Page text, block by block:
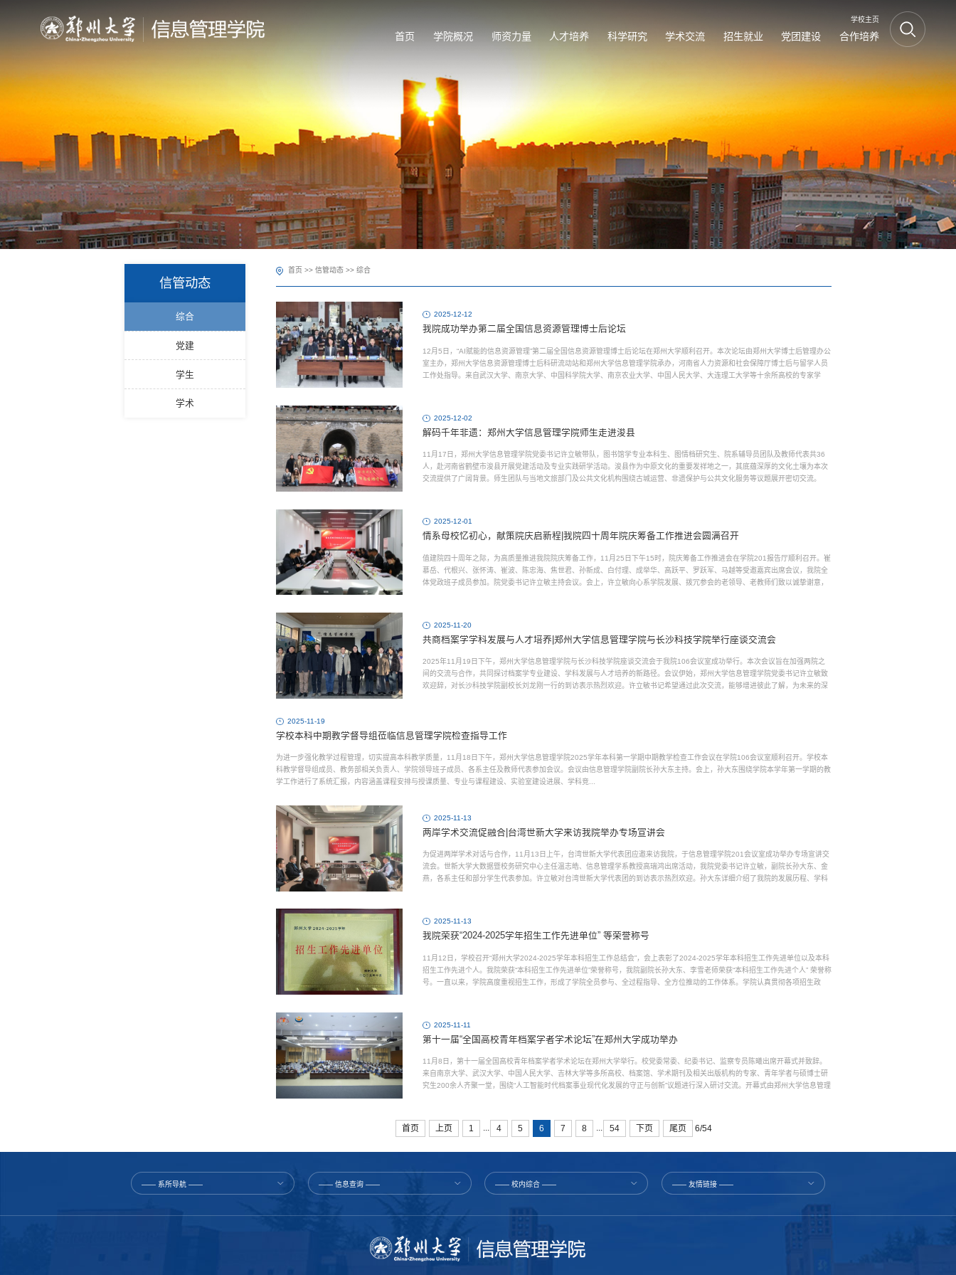
学校主页
首页 学院概况 师资力量 人才培养 科学研究 学术交流 招生就业 党团建设 合作培养
信管动态
综合
党建
学生
学术
首页 >> 信管动态 >> 综合
2025-12-12
我院成功举办第二届全国信息资源管理博士后论坛
12月5日，“AI赋能的信息资源管理”第二届全国信息资源管理博士后论坛在郑州大学顺利召开。本次论坛由郑州大学博士后管理办公
室主办，郑州大学信息资源管理博士后科研流动站和郑州大学信息管理学院承办，河南省人力资源和社会保障厅博士后与留学人员
工作处指导。来自武汉大学、南京大学、中国科学院大学、南京农业大学、中国人民大学、大连理工大学等十余所高校的专家学
2025-12-02
解码千年非遗：郑州大学信息管理学院师生走进浚县
11月17日，郑州大学信息管理学院党委书记许立敏带队，图书馆学专业本科生、图情档研究生、院系辅导员团队及教师代表共36
人，赴河南省鹤壁市浚县开展党建活动及专业实践研学活动。浚县作为中原文化的重要发祥地之一，其底蕴深厚的文化土壤为本次
交流提供了广阔背景。师生团队与当地文旅部门及公共文化机构围绕古城运营、非遗保护与公共文化服务等议题展开密切交流。
2025-12-01
情系母校忆初心，献策院庆启新程|我院四十周年院庆筹备工作推进会圆满召开
值建院四十周年之际，为高质量推进我院院庆筹备工作，11月25日下午15时，院庆筹备工作推进会在学院201报告厅顺利召开。崔
慕岳、代根兴、张怀涛、崔波、陈忠海、焦世君、孙新成、白付理、成举华、高跃平、罗跃军、马越等受邀嘉宾出席会议，我院全
体党政班子成员参加。院党委书记许立敏主持会议。会上，许立敏向心系学院发展、拨冗参会的老领导、老教师们致以诚挚谢意，
2025-11-20
共商档案学学科发展与人才培养|郑州大学信息管理学院与长沙科技学院举行座谈交流会
2025年11月19日下午，郑州大学信息管理学院与长沙科技学院座谈交流会于我院106会议室成功举行。本次会议旨在加强两院之
间的交流与合作，共同探讨档案学专业建设、学科发展与人才培养的新路径。会议伊始，郑州大学信息管理学院党委书记许立敏致
欢迎辞，对长沙科技学院副校长刘龙刚一行的到访表示热烈欢迎。许立敏书记希望通过此次交流，能够增进彼此了解，为未来的深
2025-11-19
学校本科中期教学督导组莅临信息管理学院检查指导工作
为进一步强化教学过程管理，切实提高本科教学质量，11月18日下午，郑州大学信息管理学院2025学年本科第一学期中期教学检查工作会议在学院106会议室顺利召开。学校本
科教学督导组成员、教务部相关负责人、学院领导班子成员、各系主任及教师代表参加会议。会议由信息管理学院副院长孙大东主持。会上，孙大东围绕学院本学年第一学期的教
学工作进行了系统汇报，内容涵盖课程安排与授课质量、专业与课程建设、实验室建设进展、学科竞...
2025-11-13
两岸学术交流促融合|台湾世新大学来访我院举办专场宣讲会
为促进两岸学术对话与合作，11月13日上午，台湾世新大学代表团应邀来访我院，于信息管理学院201会议室成功举办专场宣讲交
流会。世新大学大数据暨校务研究中心主任温志皓、信息管理学系教授高瑞鸿出席活动，我院党委书记许立敏，副院长孙大东、金
燕，各系主任和部分学生代表参加。许立敏对台湾世新大学代表团的到访表示热烈欢迎。孙大东详细介绍了我院的发展历程、学科
2025-11-13
我院荣获“2024-2025学年招生工作先进单位” 等荣誉称号
11月12日，学校召开“郑州大学2024-2025学年本科招生工作总结会”，会上表彰了2024-2025学年本科招生工作先进单位以及本科
招生工作先进个人。我院荣获“本科招生工作先进单位”荣誉称号，我院副院长孙大东、李雪老师荣获“本科招生工作先进个人” 荣誉称
号。一直以来，学院高度重视招生工作，形成了学院全员参与、全过程指导、全方位推动的工作体系。学院认真贯彻各项招生政
2025-11-11
第十一届“全国高校青年档案学者学术论坛”在郑州大学成功举办
11月8日，第十一届全国高校青年档案学者学术论坛在郑州大学举行。校党委常委、纪委书记、监察专员陈曦出席开幕式并致辞。
来自南京大学、武汉大学、中国人民大学、吉林大学等多所高校、档案馆、学术期刊及相关出版机构的专家、青年学者与硕博士研
究生200余人齐聚一堂，围绕“人工智能时代档案事业现代化发展的守正与创新”议题进行深入研讨交流。开幕式由郑州大学信息管理
首页 上页 1 ... 4 5 6 7 8 ... 54 下页 尾页 6/54